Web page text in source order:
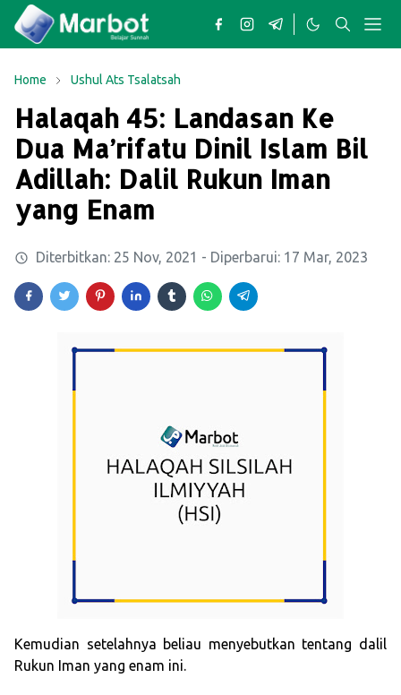
Home Ushul Ats Tsalatsah
Halaqah 45: Landasan Ke
Dua Ma’rifatu Dinil Islam Bil
Adillah: Dalil Rukun Iman
yang Enam
Diterbitkan: 25 Nov, 2021 - Diperbarui: 17 Mar, 2023
Kemudian setelahnya beliau menyebutkan tentang dalil
Rukun Iman yang enam ini.